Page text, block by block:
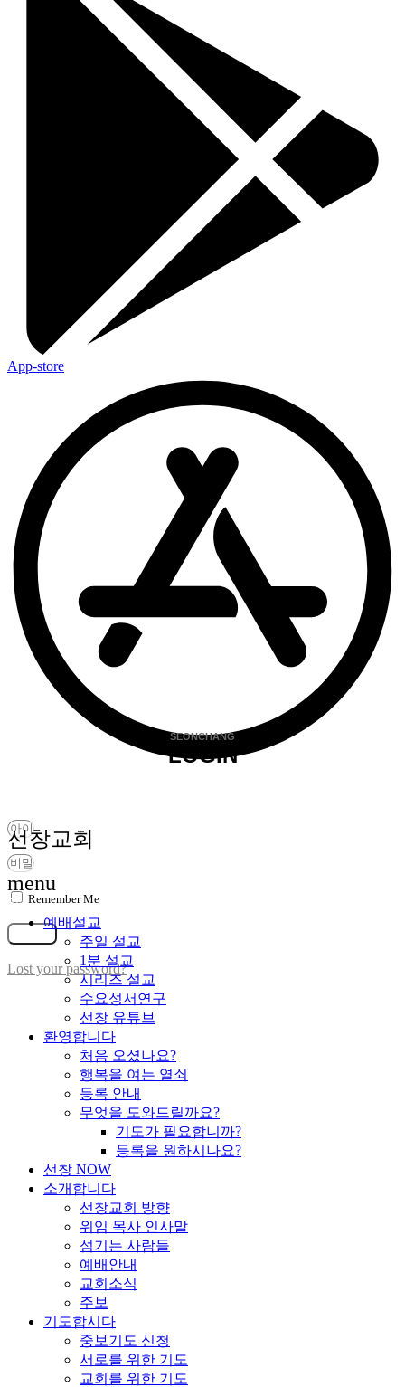
App-store
SEONCHANG
LOGIN
Remember Me
로그인
Lost your password?
입
선창교회
menu
예배설교
주일 설교
1분 설교
시리즈 설교
수요성서연구
선창 유튜브
환영합니다
처음 오셨나요?
행복을 여는 열쇠
등록 안내
무엇을 도와드릴까요?
기도가 필요합니까?
등록을 원하시나요?
선창 NOW
소개합니다
선창교회 방향
위임 목사 인사말
섬기는 사람들
예배안내
교회소식
주보
기도합시다
중보기도 신청
서로를 위한 기도
교회를 위한 기도